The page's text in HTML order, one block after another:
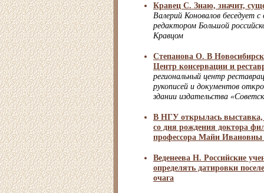
Кравец С. Знаю, значит,
Валерий Коновалов беседует
редактором Большой
Кравцом
Степанова О. В
Центр консервации и
региональный центр
рукописей и документов
здании издательства
В НГУ открылась
со дня рождения доктора
профессора Майи Ивановны
Веденеева Н. Российские
определять датировки
очага